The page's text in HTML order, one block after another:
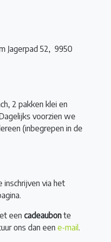
Jagerpad 52, 9950
2 pakken klei en
voorzien we
(inbegrepen in de
inschrijven via het
een cadeaubon te
ons dan een e-mail .